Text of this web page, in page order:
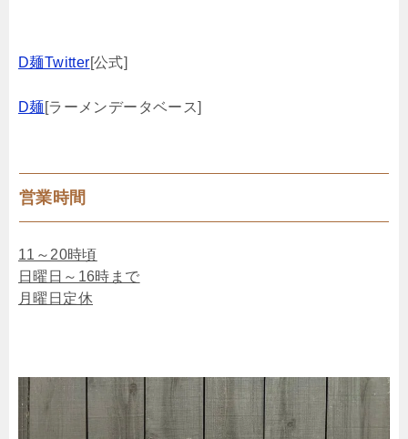
D麺Twitter[公式]
D麺 [ラーメンデータベース]
営業時間
11～20時頃
日曜日～16時まで
月曜日定休